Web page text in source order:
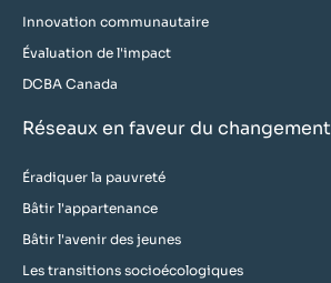
Innovation communautaire
Évaluation de l'impact
DCBA Canada
Réseaux en faveur du changement
Éradiquer la pauvreté
Bâtir l'appartenance
Bâtir l'avenir des jeunes
Les transitions socioécologiques